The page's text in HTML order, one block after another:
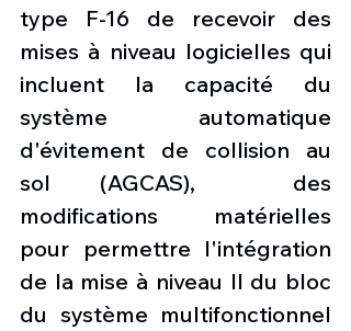
type F-16 de recevoir des
mises à niveau logicielles qui
incluent la capacité du
système automatique
d'évitement de collision au
sol (AGCAS),  des
modifications matérielles
pour permettre l'intégration
de la mise à niveau II du bloc
du système multifonctionnel